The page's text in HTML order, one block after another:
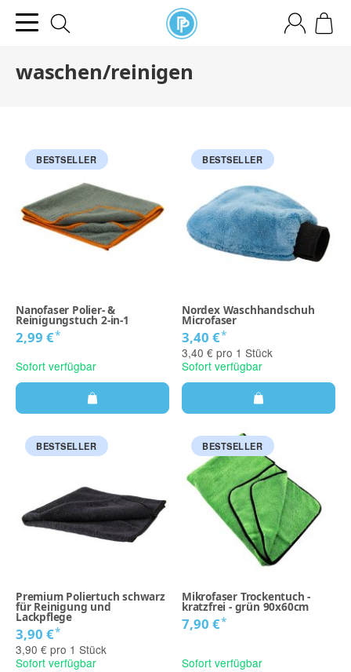
waschen/reinigen
BESTSELLER
Nanofaser Polier- &
Reinigungstuch 2-in-1
2,99 €*
Sofort verfügbar
BESTSELLER
Nordex Waschhandschuh
Microfaser
3,40 €*
3,40 € pro 1 Stück
Sofort verfügbar
BESTSELLER
Premium Poliertuch schwarz
für Reinigung und
Lackpflege
3,90 €*
3,90 € pro 1 Stück
Sofort verfügbar
BESTSELLER
Mikrofaser Trockentuch -
kratzfrei - grün 90x60cm
7,90 €*
Sofort verfügbar